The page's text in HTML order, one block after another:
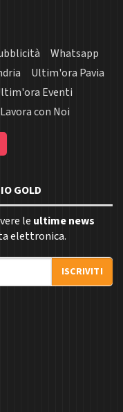
Whatsapp
Ultim'ora Pavia
Eventi
Lavora con Noi
GOLD
le ultime news
elettronica.
ISCRIVITI